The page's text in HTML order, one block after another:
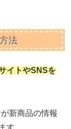
法
イトやSNSを
新商品の情報
す。